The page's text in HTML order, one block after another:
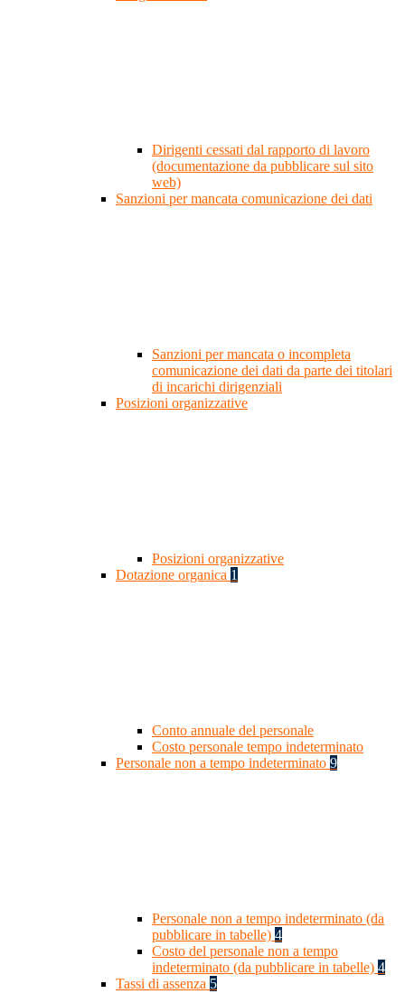
Dirigenti cessati dal rapporto di lavoro
(documentazione da pubblicare sul sito
web)
Sanzioni per mancata comunicazione dei dati
Sanzioni per mancata o incompleta
comunicazione dei dati da parte dei titolari
di incarichi dirigenziali
Posizioni organizzative
Posizioni organizzative
Dotazione organica 1
Conto annuale del personale
Costo personale tempo indeterminato
Personale non a tempo indeterminato 9
Personale non a tempo indeterminato (da
pubblicare in tabelle) 4
Costo del personale non a tempo
indeterminato (da pubblicare in tabelle) 4
Tassi di assenza 5